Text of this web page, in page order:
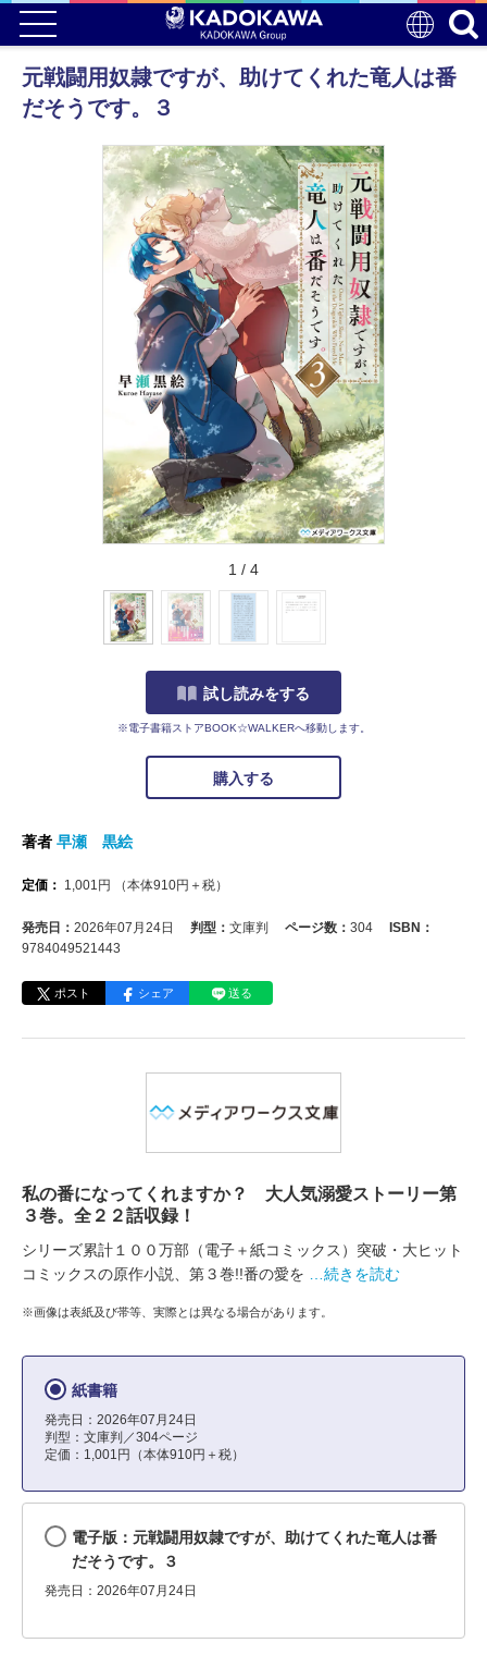
元戦闘用奴隷ですが、助けてくれた竜人は番
だそうです。３
1 / 4
試し読みをする
※電子書籍ストアBOOK☆WALKERへ移動します。
購入する
著者 早瀬 黒絵
定価： 1,001 円 （本体910円＋税）
発売日： 2026年07月24日 判型： 文庫判 ページ数： 304
ISBN：
9784049521443
ポスト シェア 送る
私の番になってくれますか？ 大人気溺愛ストーリー第
３巻。全２２話収録！
シリーズ累計１００万部（電子＋紙コミックス）突破・大ヒット
コミックスの原作小説、第３巻!!番の愛を
…続きを読む
※画像は表紙及び帯等、実際とは異なる場合があります。
紙書籍
発売日：2026年07月24日
判型：文庫判／304ページ
定価：1,001円（本体910円＋税）
電子版：元戦闘用奴隷ですが、助けてくれた竜人は番
だそうです。３
発売日：2026年07月24日